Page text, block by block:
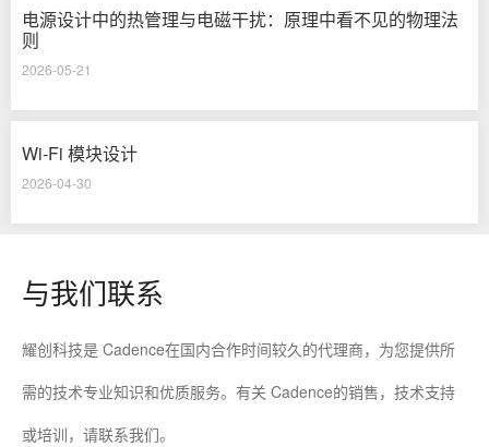
电源设计中的热管理与电磁干扰：原理中看不见的物理法
则
2026-05-21
Wi-Fi 模块设计
2026-04-30
与我们联系
耀创科技是 Cadence在国内合作时间较久的代理商，为您提供所
需的技术专业知识和优质服务。有关 Cadence的销售，技术支持
或培训，请联系我们。